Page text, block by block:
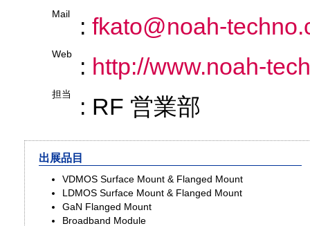
Mail : fkato@noah-
Web : http://www.noah-
担当 : RF 営業部
出展品目
VDMOS Surface Mount & Flanged Mount
LDMOS Surface Mount & Flanged Mount
GaN Flanged Mount
Broadband Module